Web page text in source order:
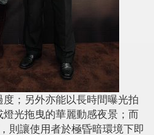
；另外亦能以長時間曝光拍
光拖曳的華麗動感夜景；而
則讓使用者於極昏暗環境下即